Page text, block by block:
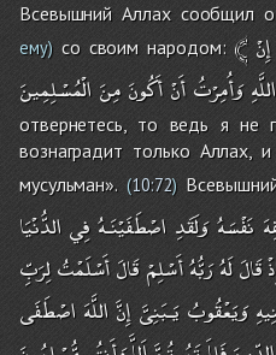
Всевышний Аллах сообщил
ему)со своим народом: ﴾ إِنْ
اللَّهِ وَأُمِرْتُأَنْأَكُونَمِنَالْمُسْلِمِينَ
отвернетесь, то ведь я не
вознаградит только
мусульман».(10:72)
نَفْسَهُوَلَقَدِ اصْطَفَيْنَـهُفِي الدُّنْيَا
قَالَلَهُرَبُّهُأَسْلِمْقَالَأَسْلَمْتُلِرَبِّ
وَيَعْقُوبُيَـبَنِىَّإِنَّاللَّهَ اصْطَفَى